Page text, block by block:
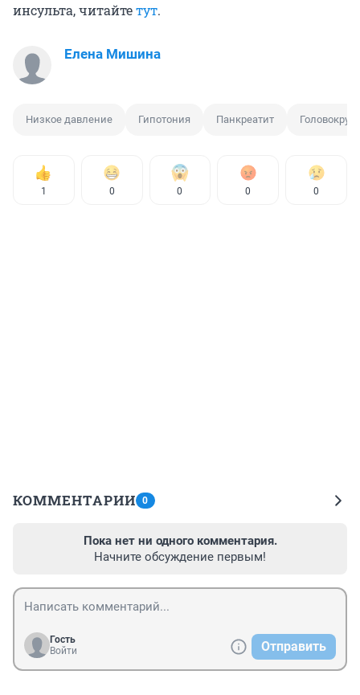
инсульта, читайтетут.
Елена Мишина
Низкое давление Гипотония Панкреатит
1 0 0 0 0
КОММЕНТАРИИ 0
Пока нет ни одного комментария.
Начните обсуждение первым!
Гость
Войти
Отправить